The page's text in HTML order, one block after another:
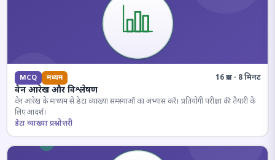
MCQ मध्यम 16 प्रश्न · 8 मिनट
वेन आरेख और विश्लेषण
वेन आरेख के माध्यम से डेटा व्याख्या समस्याओं का अभ्यास करें। प्रतियोगी परीक्षा की तैयारी के
लिए आदर्श।
डेटा व्याख्या प्रश्नोत्तरी